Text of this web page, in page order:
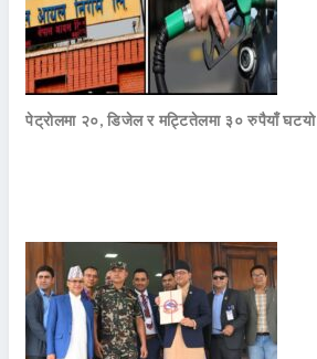
पेट्रोलमा २०, डिजेल र मट्टितेलमा ३० रुपैयाँ घटयो